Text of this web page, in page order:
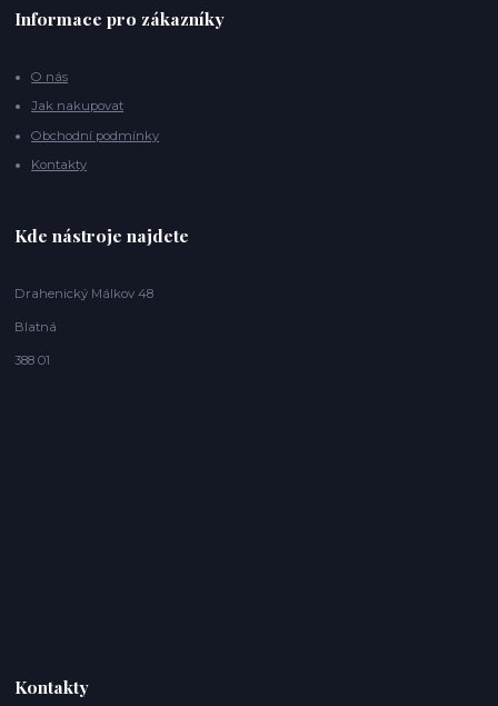
Informace pro zákazníky
O nás
Jak nakupovat
Obchodní podmínky
Kontakty
Kde nástroje najdete
Drahenický Málkov 48
Blatná
388 01
Kontakty